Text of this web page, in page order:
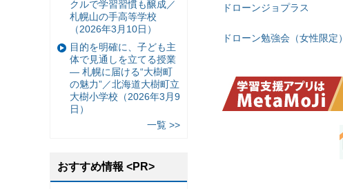
ドローンジョプラス
ドローン勉強会（女性限定）
クルで学習習慣も醸成／
札幌山の手高等学校
（2026年3月10日）
目的を明確に、子ども主
体で見通しを立てる授業
— 札幌に届ける“大樹町
の魅力”／北海道大樹町立
大樹小学校（2026年3月9
日）
一覧 >>
おすすめ情報 <PR>